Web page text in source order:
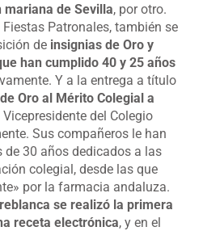
de Sevilla, por otro.
Patronales, también se
de insignias de Oro y
han cumplido 40 y 25 años
Y a la entrega a título
Oro al Mérito Colegial a
Vicepresidente del Colegio
Sus compañeros le han
30 años dedicados a las
colegial, desde las que
por la farmacia andaluza.
se realizó la primera
receta electrónica, y en el